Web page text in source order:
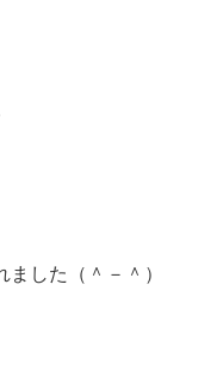
した（＾－＾）